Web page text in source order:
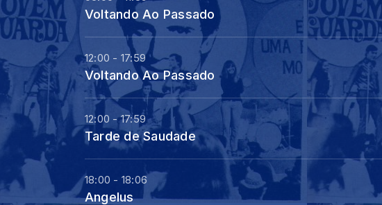
Voltando Ao Passado
12:00 - 17:59
Voltando Ao Passado
12:00 - 17:59
Tarde de Saudade
18:00 - 18:06
Angelus